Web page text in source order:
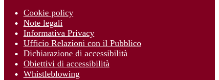
Cookie policy
Note legali
Informativa Privacy
Ufficio Relazioni con il Pubblico
Dichiarazione di accessibilità
Obiettivi di accessibilità
Whistleblowing